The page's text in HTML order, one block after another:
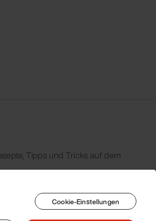
Tipps und Tricks auf dem
Cookie-Einstellungen